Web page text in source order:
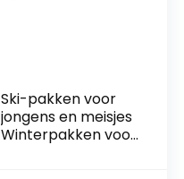
Ski-pakken voor
jongens en meisjes
Winterpakken voor